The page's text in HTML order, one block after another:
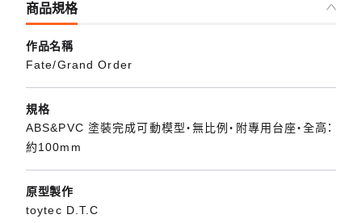
商品規格
作品名稱
Fate/Grand Order
規格
ABS&PVC 塗裝完成可動模型・無比例・附專用台座・全高：
約100mm
原型製作
toytec D.T.C